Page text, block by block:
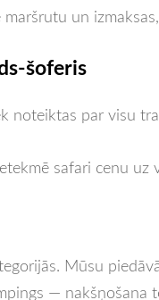
un
šoferis
noteiktas par visu
safari cenu
Mūsu
— nakšņošana